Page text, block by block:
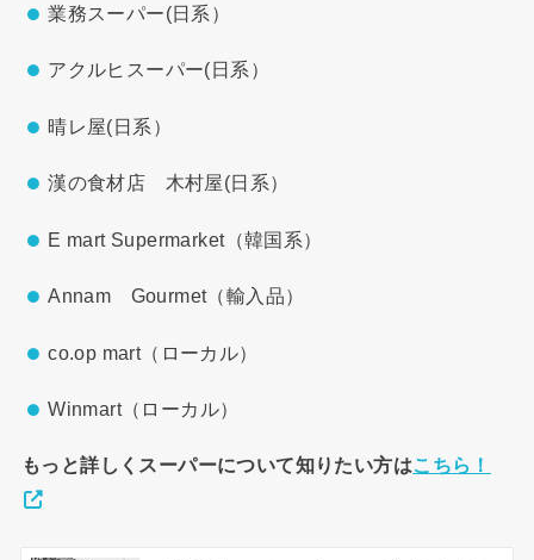
業務スーパー(日系）
アクルヒスーパー(日系）
晴レ屋(日系）
漢の食材店 木村屋(日系）
E mart Supermarket（韓国系）
Annam Gourmet（輸入品）
co.op mart（ローカル）
Winmart（ローカル）
もっと詳しくスーパーについて知りたい方はこちら！